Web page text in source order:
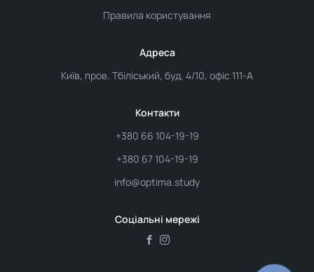
Правила користування
Адреса
Київ, пров. Тбіліський, буд. 4/10, офіс 111-А
Контакти
+380 66 104-19-19
+380 67 104-19-19
info@optima.study
Соціальні мережі